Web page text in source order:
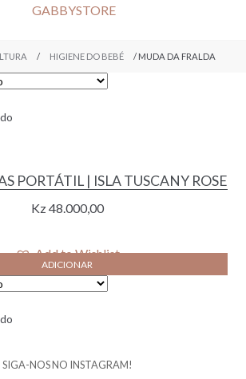
/ HIGIENE DO BEBÉ / MUDA DA FRALDA
PORTÁTIL | ISLA TUSCANY ROSE
Kz48.000,00
Add to Wishlist
ADICIONAR
SIGA-NOS NO INSTAGRAM!